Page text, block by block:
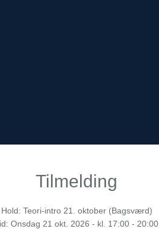
Tilmelding
Hold: Teori-intro 21. oktober (Bagsværd)
Onsdag 21 okt. 2026 - kl. 17:00 - 20:00